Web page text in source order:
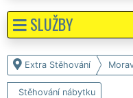
Extra Stěhování
Stěhování nábytku
SLUŽBY